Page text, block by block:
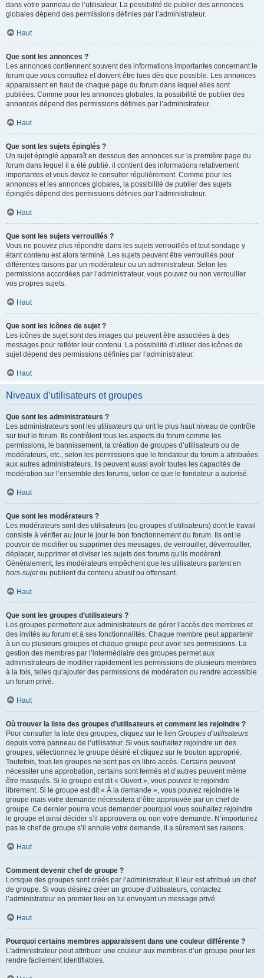
dans votre panneau de l’utilisateur. La possibilité de publier des annonces
globales dépend des permissions définies par l’administrateur.
Haut
Que sont les annonces ?
Les annonces contiennent souvent des informations importantes concernant le
forum que vous consultez et doivent être lues dès que possible. Les annonces
apparaissent en haut de chaque page du forum dans lequel elles sont
publiées. Comme pour les annonces globales, la possibilité de publier des
annonces dépend des permissions définies par l’administrateur.
Haut
Que sont les sujets épinglés ?
Un sujet épinglé apparaît en dessous des annonces sur la première page du
forum dans lequel il a été publié. il contient des informations relativement
importantes et vous devez le consulter régulièrement. Comme pour les
annonces et les annonces globales, la possibilité de publier des sujets
épinglés dépend des permissions définies par l’administrateur.
Haut
Que sont les sujets verrouillés ?
Vous ne pouvez plus répondre dans les sujets verrouillés et tout sondage y
étant contenu est alors terminé. Les sujets peuvent être verrouillés pour
différentes raisons par un modérateur ou un administrateur. Selon les
permissions accordées par l’administrateur, vous pouvez ou non verrouiller
vos propres sujets.
Haut
Que sont les icônes de sujet ?
Les icônes de sujet sont des images qui peuvent être associées à des
messages pour refléter leur contenu. La possibilité d’utiliser des icônes de
sujet dépend des permissions définies par l’administrateur.
Haut
Niveaux d’utilisateurs et groupes
Que sont les administrateurs ?
Les administrateurs sont les utilisateurs qui ont le plus haut niveau de contrôle
sur tout le forum. Ils contrôlent tous les aspects du forum comme les
permissions, le bannissement, la création de groupes d’utilisateurs ou de
modérateurs, etc., selon les permissions que le fondateur du forum a attribuées
aux autres administrateurs. Ils peuvent aussi avoir toutes les capacités de
modération sur l’ensemble des forums, selon ce que le fondateur a autorisé.
Haut
Que sont les modérateurs ?
Les modérateurs sont des utilisateurs (ou groupes d’utilisateurs) dont le travail
consiste à vérifier au jour le jour le bon fonctionnement du forum. Ils ont le
pouvoir de modifier ou supprimer des messages, de verrouiller, déverrouiller,
déplacer, supprimer et diviser les sujets des forums qu’ils modèrent.
Généralement, les modérateurs empêchent que les utilisateurs partent en
hors-sujetou publient du contenu abusif ou offensant.
Haut
Que sont les groupes d’utilisateurs ?
Les groupes permettent aux administrateurs de gérer l’accès des membres et
des invités au forum et à ses fonctionnalités. Chaque membre peut appartenir
à un ou plusieurs groupes et chaque groupe peut avoir ses permissions. La
gestion des membres par l’intermédiaire des groupes permet aux
administrateurs de modifier rapidement les permissions de plusieurs membres
à la fois, telles qu’ajouter des permissions de modération ou rendre accessible
un forum privé.
Haut
Où trouver la liste des groupes d’utilisateurs et comment les rejoindre ?
Pour consulter la liste des groupes, cliquez sur le lien Groupes d’utilisateurs
depuis votre panneau de l’utilisateur. Si vous souhaitez rejoindre un des
groupes, sélectionnez le groupe désiré et cliquez sur le bouton approprié.
Toutefois, tous les groupes ne sont pas en libre accès. Certains peuvent
nécessiter une approbation, certains sont fermés et d’autres peuvent même
être masqués. Si le groupe est dit « Ouvert », vous pouvez le rejoindre
librement. Si le groupe est dit « À la demande », vous pouvez rejoindre le
groupe mais votre demande nécessitera d’être approuvée par un chef de
groupe. Ce dernier pourra vous demander pourquoi vous souhaitez rejoindre
le groupe et ainsi décider s’il approuvera ou non votre demande. N’importunez
pas le chef de groupe s’il annule votre demande, il a sûrement ses raisons.
Haut
Comment devenir chef de groupe ?
Lorsque des groupes sont créés par l’administrateur, il leur est attribué un chef
de groupe. Si vous désirez créer un groupe d’utilisateurs, contactez
l’administrateur en premier lieu en lui envoyant un message privé.
Haut
Pourquoi certains membres apparaissent dans une couleur différente ?
L’administrateur peut attribuer une couleur aux membres d’un groupe pour les
rendre facilement identifiables.